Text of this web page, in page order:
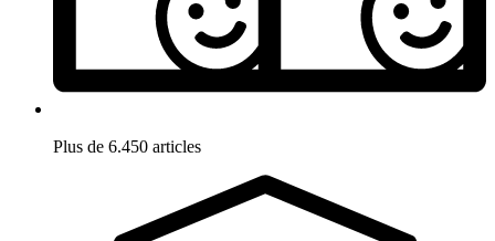
Plus de 6.450 articles